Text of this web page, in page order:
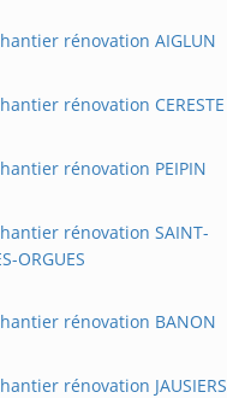
rénovation AIGLUN
rénovation CERESTE
rénovation PEIPIN
rénovation SAINT-
ORGUES
rénovation BANON
rénovation JAUSIERS